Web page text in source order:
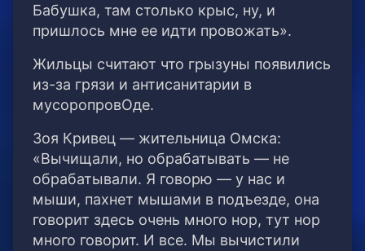
Бабушка, там столько крыс, ну, и
пришлось мне ее идти провожать».
Жильцы считают что грызуны появились
из-за грязи и антисанитарии в
мусоропровОде.
Зоя Кривец — жительница Омска:
«Вычищали, но обрабатывать — не
обрабатывали. Я говорю — у нас и
мыши, пахнет мышами в подъезде, она
говорит здесь очень много нор, тут нор
много говорит. И все. Мы вычистили